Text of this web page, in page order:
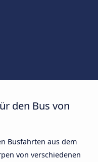
den Bus von
Busfahrten aus dem
von verschiedenen